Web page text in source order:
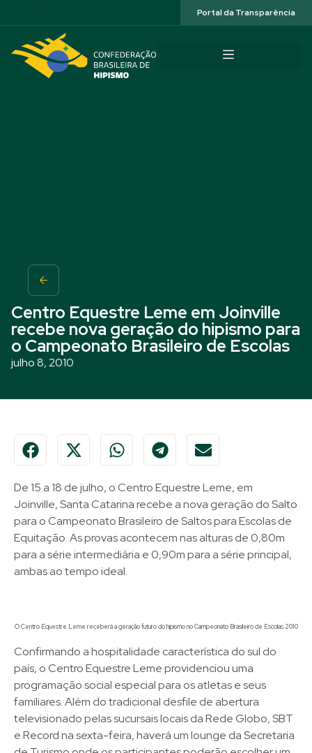
Portal da Transparência
Centro Equestre Leme em Joinville
recebe nova geração do hipismo para
o Campeonato Brasileiro de Escolas
julho 8, 2010
De 15 a 18 de julho, o Centro Equestre Leme, em
Joinville, Santa Catarina recebe a nova geração do Salto
para o Campeonato Brasileiro de Saltos para Escolas de
Equitação. As provas acontecem nas alturas de 0,80m
para a série intermediária e 0,90m para a série principal,
ambas ao tempo ideal.
O Centro Equestre Leme receberá a geração futuro do hipismo no Campeonato Brasileiro de Escolas 2010
Confirmando a hospitalidade característica do sul do
país, o Centro Equestre Leme providenciou uma
programação social especial para os atletas e seus
familiares. Além do tradicional desfile de abertura
televisionado pelas sucursais locais da Rede Globo, SBT
e Record na sexta-feira, haverá um lounge da Secretaria